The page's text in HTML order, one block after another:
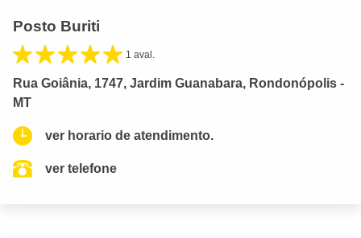
Posto Buriti
1 aval.
Rua Goiânia, 1747, Jardim Guanabara, Rondonópolis -
MT
ver horario de atendimento.
ver telefone